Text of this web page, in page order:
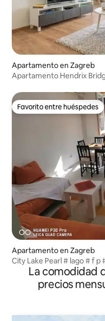
Apartamento en Zagreb
Apartamento Hendrix
Favorito entre huéspedes
Favorito entre huéspedes
Apartamento en Zagreb
City Lake Pearl # lago # f p
soleadoLa comodidad
precios